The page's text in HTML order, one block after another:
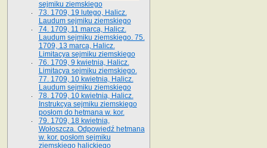
sejmiku ziemskiego
73. 1709, 19 lutego, Halicz.
Laudum sejmiku ziemskiego
74. 1709, 11 marca, Halicz.
Laudum sejmiku ziemskiego. 75.
1709, 13 marca, Halicz.
Limitacya sejmiku ziemskiego
76. 1709, 9 kwietnia, Halicz.
Limitacya sejmiku ziemskiego.
77. 1709, 10 kwietnia, Halicz.
Laudum sejmiku ziemskiego
78. 1709, 10 kwietnia, Halicz.
Instrukcya sejmiku ziemskiego
posłom do hetmana w. kor.
79. 1709, 18 kwietnia,
Wołoszcza. Odpowiedź hetmana
w. kor. posłom sejmiku
ziemskiego halickiego